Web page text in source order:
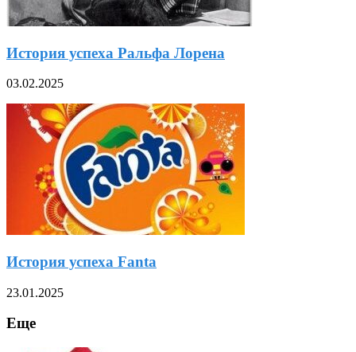
История успеха Ральфа Лорена
03.02.2025
История успеха Fanta
23.01.2025
Еще